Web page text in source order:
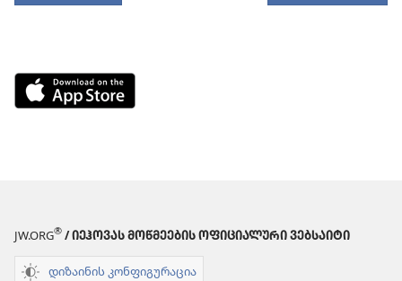
Download
on
ფანჯარა)
JW.ORG® / ᲘᲔᲰᲝᲕᲐᲡ ᲛᲝᲬᲛᲔᲔᲑᲘᲡ ᲝᲤᲘᲪᲘᲐᲚᲣᲠᲘ ᲕᲔᲑᲡᲐᲘᲢᲘ
დიზაინის კონფიგურაცია